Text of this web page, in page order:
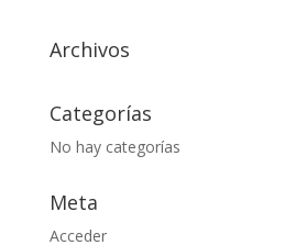
Archivos
Categorías
No hay categorías
Meta
Acceder